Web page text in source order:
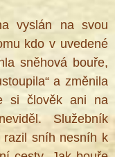
vyslán na svou
kdo v uvedené
sněhová bouře,
a změnila
si člověk ani na
Služebník
razil sníh nesníh k